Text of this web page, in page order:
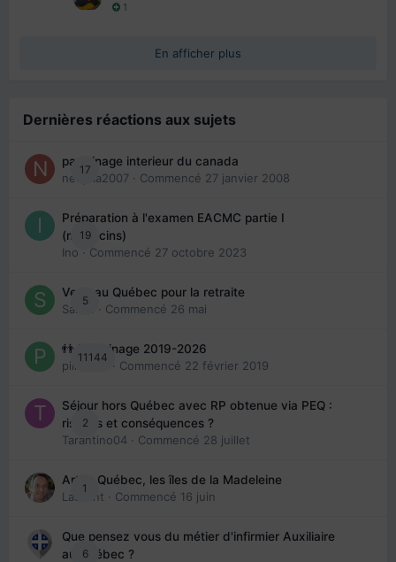
1
En afficher plus
Dernières réactions aux sujets
17
parrainage interieur du canada
nedjma2007 · Commencé 27 janvier 2008
19
Préparation à l'examen EACMC partie I
(médecins)
Ino · Commencé 27 octobre 2023
5
Venir au Québec pour la retraite
Sab74
· Commencé 26 mai
11144
👬 Parrainage 2019-2026
piinoush · Commencé 22 février 2019
2
Séjour hors Québec avec RP obtenue via PEQ :
risques et conséquences ?
Tarantino04 · Commencé 28 juillet
1
Arte : Québec, les îles de la Madeleine
Laurent · Commencé 16 juin
6
Que pensez vous du métier d'infirmier Auxiliaire
au Québec ?